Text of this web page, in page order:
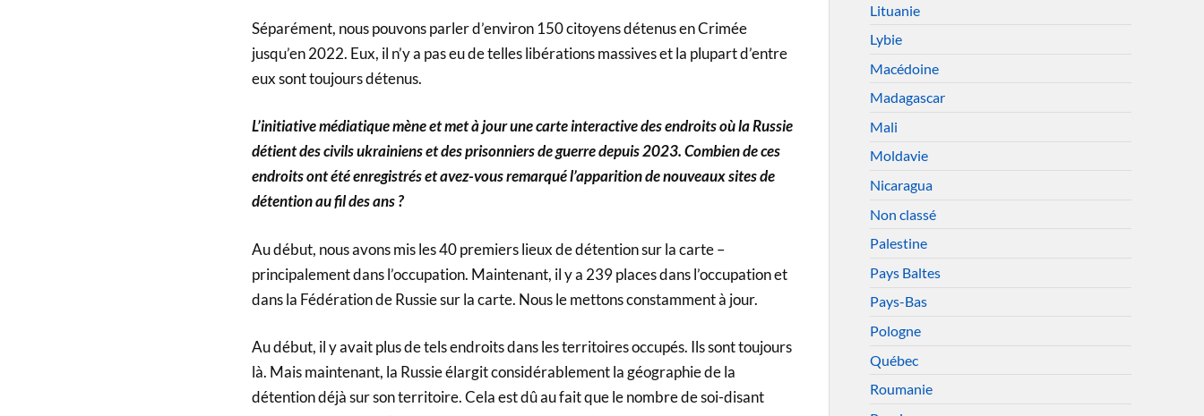
Séparément, nous pouvons parler d’environ 150 citoyens détenus en Crimée
jusqu’en 2022. Eux, il n’y a pas eu de telles libérations massives et la plupart d’entre
eux sont toujours détenus.
L’initiative médiatique mène et met à jour une carte interactive des endroits où la Russie
détient des civils ukrainiens et des prisonniers de guerre depuis 2023. Combien de ces
endroits ont été enregistrés et avez-vous remarqué l’apparition de nouveaux sites de
détention au fil des ans ?
Au début, nous avons mis les 40 premiers lieux de détention sur la carte –
principalement dans l’occupation. Maintenant, il y a 239 places dans l’occupation et
dans la Fédération de Russie sur la carte. Nous le mettons constamment à jour.
Au début, il y avait plus de tels endroits dans les territoires occupés. Ils sont toujours
là. Mais maintenant, la Russie élargit considérablement la géographie de la
détention déjà sur son territoire. Cela est dû au fait que le nombre de soi-disant
Lituanie
Lybie
Macédoine
Madagascar
Mali
Moldavie
Nicaragua
Non classé
Palestine
Pays Baltes
Pays-Bas
Pologne
Québec
Roumanie